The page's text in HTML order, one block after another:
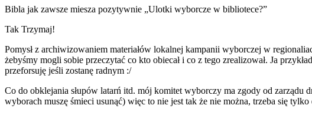
Bibla jak zawsze miesza pozytywnie „Ulotki wyborcze w bibliotece?”
Tak Trzymaj!
Pomysł z archiwizowaniem materiałów lokalnej kampanii wyborczej w
żebyśmy mogli sobie przeczytać co kto obiecał i co z tego zrealizował. Ja
przeforsuję jeśli zostanę radnym :/
Co do obklejania słupów latarń itd. mój komitet wyborczy ma zgody od zarządu
wyborach muszę śmieci usunąć) więc to nie jest tak że nie można, trzeba się tylko